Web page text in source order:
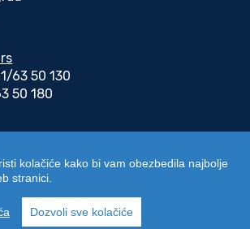
63 50 130
50 180
dokumentacije
kolačiće kako bi vam obezbedila najbolje
stranici.
Dozvoli sve kolačiće